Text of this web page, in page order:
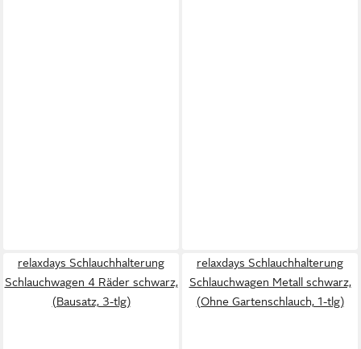
relaxdays Schlauchhalterung
Schlauchwagen 4 Räder schwarz,
(Bausatz, 3-tlg)
relaxdays Schlauchhalterung
Schlauchwagen Metall schwarz,
(Ohne Gartenschlauch, 1-tlg)